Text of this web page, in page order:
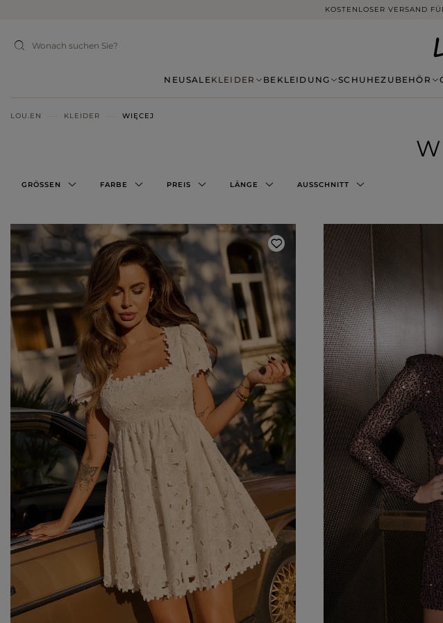
14 TAGE
NEUSALEKLEIDER
Beliebte Kategorien
NEUHEITEN ZUR HOCHZEIT BESTSELLER ALLE ANZEIGEN
Stil
ALLTAG
DATE
VALENTINSTAG
PARTYKLEIDER
BOHO
JEANSKLEIDER
COCTAILKLEIDER
SPITZENKLEIDER
FIGURBETONTE KLEIDER
ELEGANTE KLEIDER
AUSGESTELLTE KLEIDER
KARIERTE KLEIDER
TAILLIERTES KLEID
PAILLETTENKLEID
BEKLEIDUNG SCHUHEZUBEHÖR
LOU.EN KLEIDER WIĘCEJ
GRÖSSEN FARBE PREIS LÄNGE AUSSCHNITT